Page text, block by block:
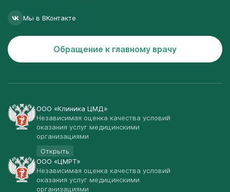
Мы в ВКонтакте
Обращение к главному врачу
ООО «Клиника ЦМД»
Независимая оценка качества условий
оказания услуг медицинскими
организациями
Открыть
ООО «ЦМРТ»
Независимая оценка качества условий
оказания услуг медицинскими
организациями